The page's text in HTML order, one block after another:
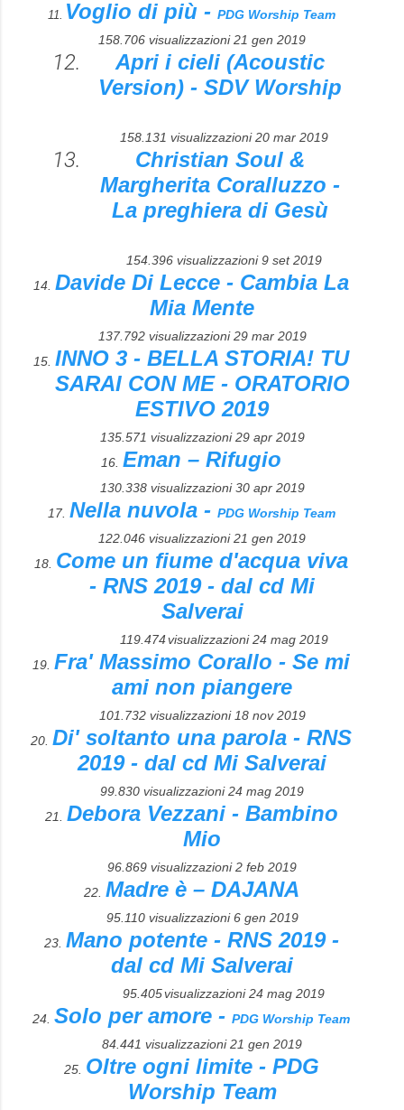
11. Voglio di più - PDG Worship Team
158.706 visualizzazioni 21 gen 2019
Apri i cieli (Acoustic
Version) - SDV Worship
158.131 visualizzazioni 20 mar 2019
Christian Soul &
Margherita Coralluzzo -
La preghiera di Gesù
154.396 visualizzazioni 9 set 2019
14. Davide Di Lecce - Cambia La
Mia Mente
137.792 visualizzazioni 29 mar 2019
15. INNO 3 - BELLA STORIA! TU
SARAI CON ME - ORATORIO
ESTIVO 2019
135.571 visualizzazioni29 apr 2019
16. Eman – Rifugio
130.338 visualizzazioni 30 apr 2019
17. Nella nuvola - PDG Worship Team
122.046 visualizzazioni 21 gen 2019
18. Come un fiume d'acqua viva
- RNS 2019 - dal cd Mi
Salverai
119.474visualizzazioni 24 mag 2019
19. Fra' Massimo Corallo - Se mi
ami non piangere
101.732 visualizzazioni 18 nov 2019
20. Di' soltanto una parola - RNS
2019 - dal cd Mi Salverai
99.830 visualizzazioni 24 mag 2019
21.
Debora Vezzani - Bambino
Mio
96.869 visualizzazioni 2 feb 2019
22. Madre è – DAJANA
95.110 visualizzazioni 6 gen 2019
23. Mano potente - RNS 2019 -
dal cd Mi Salverai
95.405visualizzazioni 24 mag 2019
24. Solo per amore - PDG Worship Team
84.441 visualizzazioni 21 gen 2019
25. Oltre ogni limite - PDG
Worship Team